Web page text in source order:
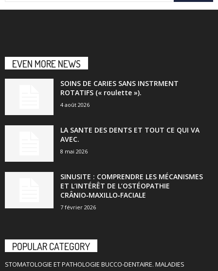
EVEN MORE NEWS
SOINS DE CARIES SANS INSTRMENT
ROTATIFS (« roulette »).
4 août 2026
LA SANTE DES DENTS ET TOUT CE QUI VA
AVEC.
8 mai 2026
SINUSITE : COMPRENDRE LES MÉCANISMES
ET L’INTÉRÊT DE L’OSTÉOPATHIE
CRÂNIO‑MAXILLO‑FACIALE
7 février 2026
POPULAR CATEGORY
STOMATOLOGIE ET PATHOLOGIE BUCCO-DENTAIRE. MALADIES